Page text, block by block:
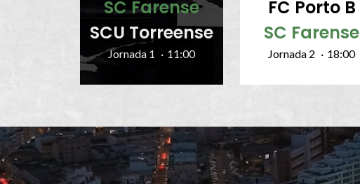
SC Farense
SCU Torreense
Jornada 1 · 11:00
FC Porto B
SC Farense
Jornada 2 · 18:00